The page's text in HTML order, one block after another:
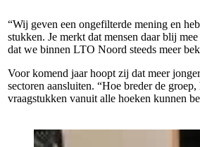
“Wij geven een ongefilterde mening en
stukken. Je merkt dat mensen daar blij
dat we binnen LTO Noord steeds meer
Voor komend jaar hoopt zij dat meer
sectoren aansluiten. “Hoe breder de
vraagstukken vanuit alle hoeken kunnen